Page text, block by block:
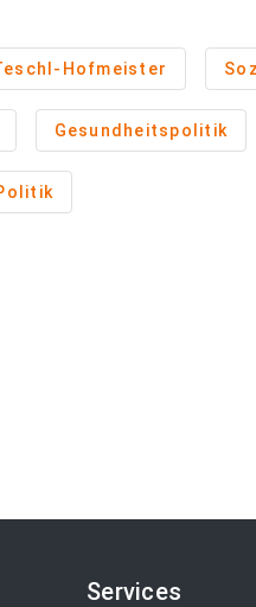
Hofmeister
Gesundheitspolitik
Services